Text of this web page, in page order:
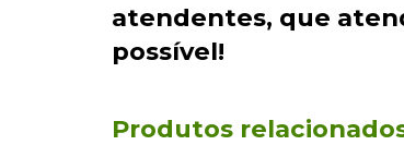
atendentes, que
possível!
Produtos